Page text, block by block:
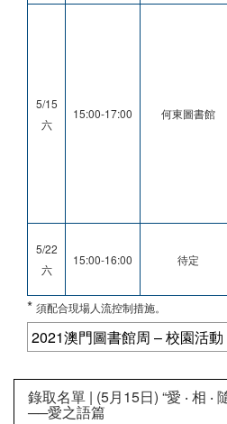
5/15
六
15:00-17:00 何東圖書館
5/22
六
15:00-16:00 待定
* 須配合現場人流控制措施。
2021澳門圖書館周 – 校園活動
錄取名單 | (5月15日) “愛 ‧ 相 ‧
──愛之語篇